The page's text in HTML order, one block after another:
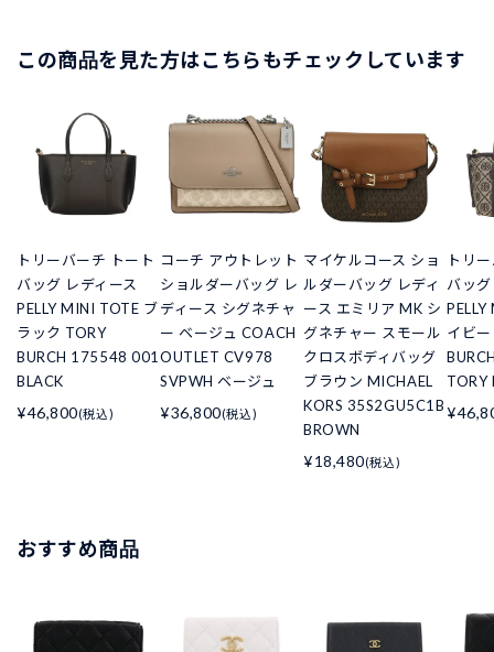
この商品を見た方はこちらもチェックしています
トリーバーチ トート
バッグ レディース
PELLY MINI TOTE ブ
ラック TORY
BURCH 175548 001
BLACK
¥46,800(税込)
コーチ アウトレット
ショルダーバッグ レ
ディース シグネチャ
ー ベージュ COACH
OUTLET CV978
SVPWH ベージュ
¥36,800(税込)
マイケルコース ショ
ルダーバッグ レディ
ース エミリア MK シ
グネチャー スモール
クロスボディバッグ
ブラウン MICHAEL
KORS 35S2GU5C1B
BROWN
¥18,480(税込)
トリ
バッ
イビ
TORY
おすすめ商品